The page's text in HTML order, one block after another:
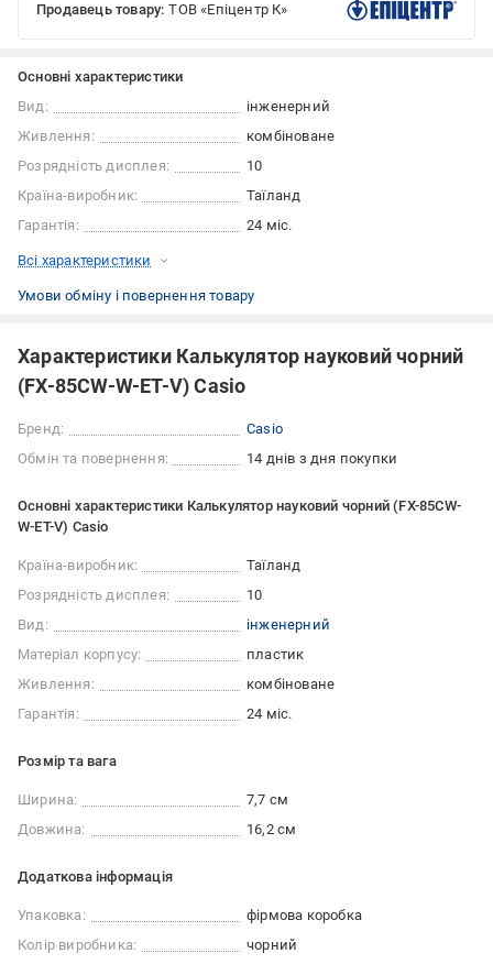
Продавець товару: ТОВ «Епіцентр К»
Основні характеристики
Вид:
інженерний
Живлення:
комбіноване
Розрядність дисплея:
10
Країна-виробник:
Таїланд
Гарантія:
24 міс.
Всі характеристики
Умови обміну і повернення товару
Характеристики Калькулятор науковий чорний
(FX-85CW-W-ET-V) Casio
Бренд:
Casio
Обмін та повернення:
14 днів з дня покупки
Основні характеристики Калькулятор науковий чорний (FX-85CW-
W-ET-V) Casio
Країна-виробник:
Таїланд
Розрядність дисплея:
10
Вид:
інженерний
Матеріал корпусу:
пластик
Живлення:
комбіноване
Гарантія:
24 міс.
Розмір та вага
Ширина:
7,7 см
Довжина:
16,2 см
Додаткова інформація
Упаковка:
фірмова коробка
Колір виробника:
чорний